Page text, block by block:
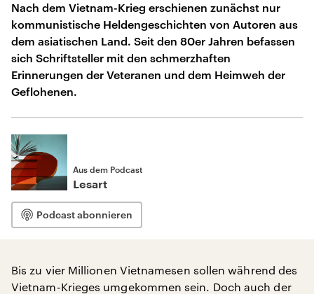
Nach dem Vietnam-Krieg erschienen zunächst nur
kommunistische Heldengeschichten von Autoren aus
dem asiatischen Land. Seit den 80er Jahren befassen
sich Schriftsteller mit den schmerzhaften
Erinnerungen der Veteranen und dem Heimweh der
Geflohenen.
Aus dem Podcast
Lesart
Podcast abonnieren
Bis zu vier Millionen Vietnamesen sollen während des
Vietnam-Krieges umgekommen sein. Doch auch der